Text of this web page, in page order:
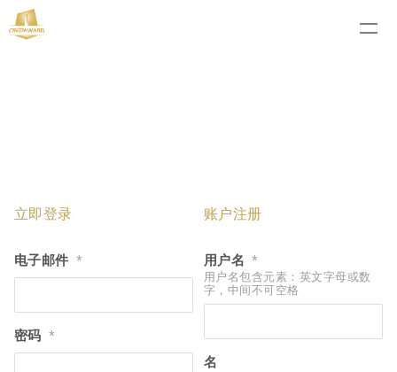
立即登录
电子邮件 *
密码 *
账户注册
用户名 *
用户名包含元素：英文字母或数
字，中间不可空格
名